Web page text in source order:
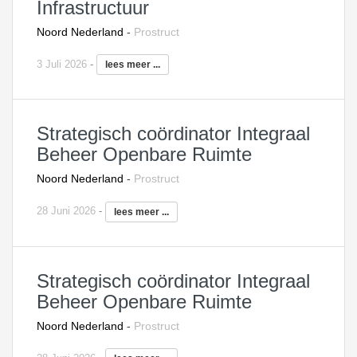
Infrastructuur
Noord Nederland - Prostruct
3 Juli 2026 - lees meer ...
Strategisch coördinator Integraal
Beheer Openbare Ruimte
Noord Nederland - Prostruct
28 Juni 2026 - lees meer ...
Strategisch coördinator Integraal
Beheer Openbare Ruimte
Noord Nederland - Prostruct